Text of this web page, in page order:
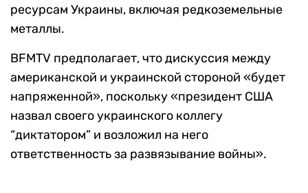
ресурсам Украины, включая редкоземельные
металлы.
BFMTV предполагает, что дискуссия между
американской и украинской стороной «будет
напряженной», поскольку «президент США
назвал своего украинского коллегу
“диктатором” и возложил на него
ответственность за развязывание войны».